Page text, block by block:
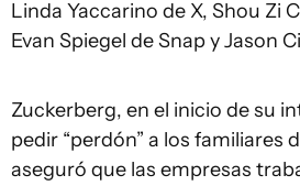
Linda Yaccarino de X, Shou Zi
Evan Spiegel de Snap y Jason
Zuckerberg, en el inicio de su
pedir “perdón” a los familiares
aseguró que las empresas